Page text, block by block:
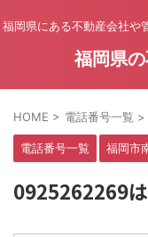
福岡県にある不動産会社や
福岡県
HOME > 電話番号一覧 >
電話番号一覧 福岡市
0925262269